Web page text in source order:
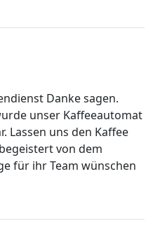
Danke sagen.
unser Kaffeeautomat
Lassen uns den Kaffee
von dem
für ihr Team wünschen